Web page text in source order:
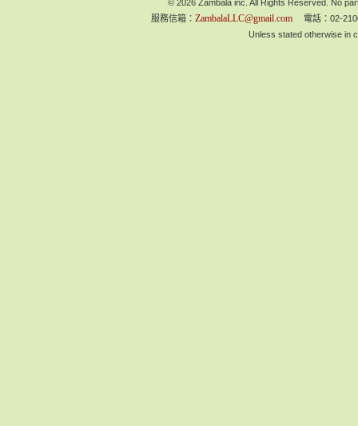
© 2026 Zambala inc. All Rights Reserved. No
服務信箱： ZambalaLLC@gmail.com 電話：02-
Unless stated otherwise